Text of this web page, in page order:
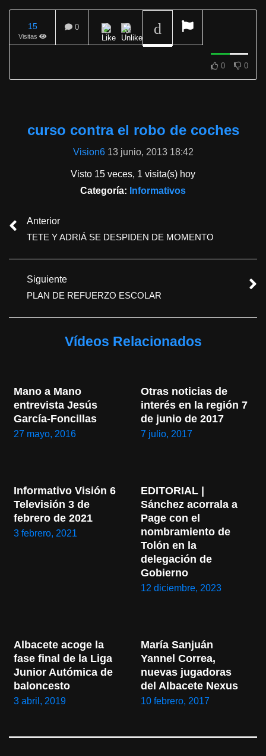
15
Visitas
0
0 0
curso contra el robo de coches
Vision6 13 junio, 2013 18:42
Visto 15 veces, 1 visita(s) hoy
Categoría: Informativos
Anterior
TETE Y ADRIÁ SE DESPIDEN DE MOMENTO
Siguiente
PLAN DE REFUERZO ESCOLAR
Vídeos Relacionados
Mano a Mano
entrevista Jesús
García-Foncillas
27 mayo, 2016
Otras noticias de
interés en la región 7
de junio de 2017
7 julio, 2017
Informativo Visión 6
Televisión 3 de
febrero de 2021
3 febrero, 2021
EDITORIAL |
Sánchez acorrala a
Page con el
nombramiento de
Tolón en la
delegación de
Gobierno
12 diciembre, 2023
Albacete acoge la
fase final de la Liga
Junior Autómica de
baloncesto
3 abril, 2019
María Sanjuán
Yannel Correa,
nuevas jugadoras
del Albacete Nexus
10 febrero, 2017